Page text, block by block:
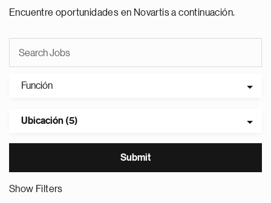
Encuentre oportunidades en Novartis a continuación.
Función
Ubicación (5)
Show Filters